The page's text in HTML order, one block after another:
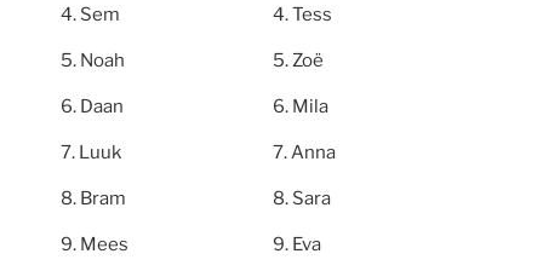
Sem
Noah
Daan
Luuk
Bram
Mees
Tess
Zoë
Mila
Anna
Sara
Eva